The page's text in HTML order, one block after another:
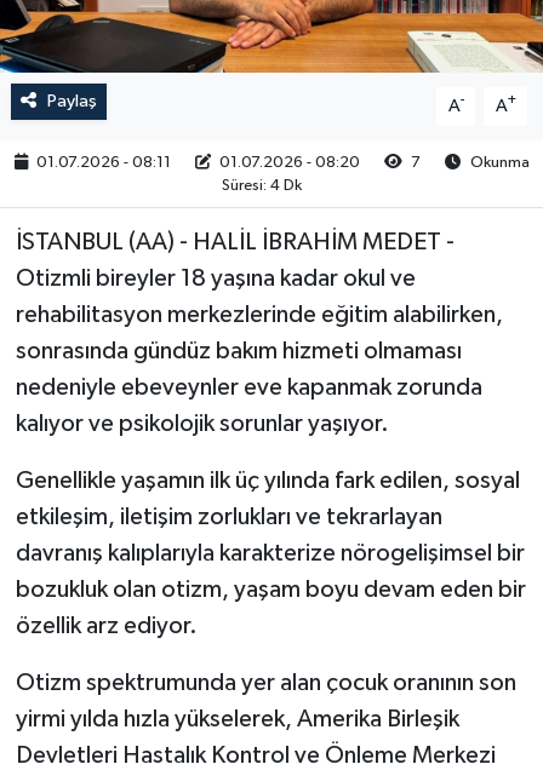
Paylaş A- A+
01.07.2026 - 08:11 01.07.2026 - 08:20 7
Okunma
Süresi: 4 Dk
İSTANBUL (AA) - HALİL İBRAHİM MEDET -
Otizmli bireyler 18 yaşına kadar okul ve
rehabilitasyon merkezlerinde eğitim alabilirken,
sonrasında gündüz bakım hizmeti olmaması
nedeniyle ebeveynler eve kapanmak zorunda
kalıyor ve psikolojik sorunlar yaşıyor.
Genellikle yaşamın ilk üç yılında fark edilen, sosyal
etkileşim, iletişim zorlukları ve tekrarlayan
davranış kalıplarıyla karakterize nörogelişimsel bir
bozukluk olan otizm, yaşam boyu devam eden bir
özellik arz ediyor.
Otizm spektrumunda yer alan çocuk oranının son
yirmi yılda hızla yükselerek, Amerika Birleşik
Devletleri Hastalık Kontrol ve Önleme Merkezi